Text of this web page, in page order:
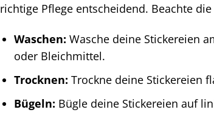
richtige Pflege entscheidend. Beachte
Waschen: Wasche deine Stickereien
oder Bleichmittel.
Trocknen: Trockne deine Stickereien
Bügeln: Bügle deine Stickereien auf